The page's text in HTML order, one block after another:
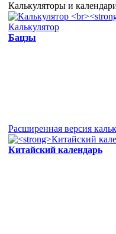
Калькуляторы и
Калькулятор
Бацзы
Расширенная версия
Китайский календарь